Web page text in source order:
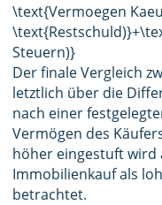
\text{Vermoegen
Steuern)}
Der finale Vergleich
letztlich über die
nach einer
Vermögen des
höher eingestuft wird
Immobilienkauf als
betrachtet.